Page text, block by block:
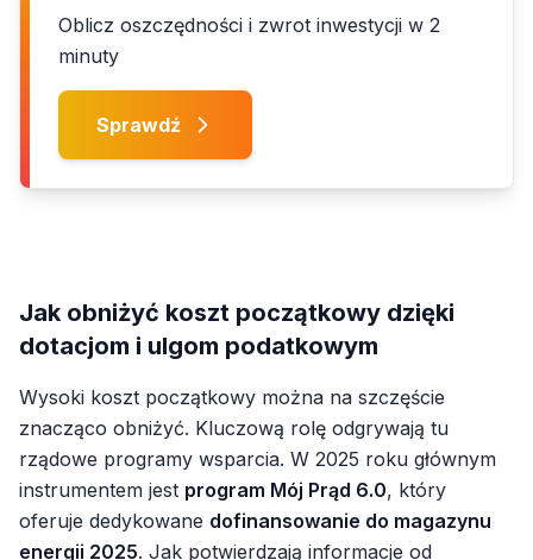
Oblicz oszczędności i zwrot inwestycji w 2
minuty
Sprawdź
Jak obniżyć koszt początkowy dzięki
dotacjom i ulgom podatkowym
Wysoki koszt początkowy można na szczęście
znacząco obniżyć. Kluczową rolę odgrywają tu
rządowe programy wsparcia. W 2025 roku głównym
instrumentem jest program Mój Prąd 6.0, który
oferuje dedykowane dofinansowanie do magazynu
energii 2025. Jak potwierdzają informacje od